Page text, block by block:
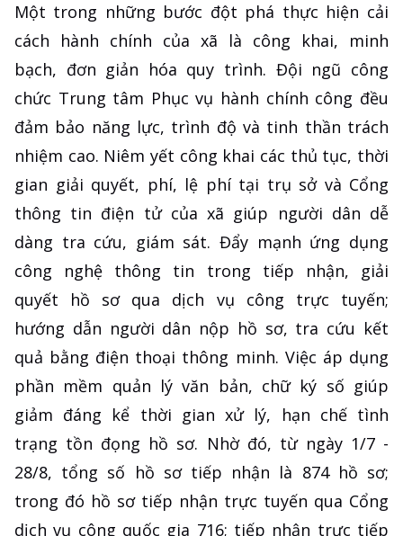
Một trong những bước đột phá thực hiện cải
cách hành chính của xã là công khai, minh
bạch, đơn giản hóa quy trình. Đội ngũ công
chức Trung tâm Phục vụ hành chính công đều
đảm bảo năng lực, trình độ và tinh thần trách
nhiệm cao. Niêm yết công khai các thủ tục, thời
gian giải quyết, phí, lệ phí tại trụ sở và Cổng
thông tin điện tử của xã giúp người dân dễ
dàng tra cứu, giám sát. Đẩy mạnh ứng dụng
công nghệ thông tin trong tiếp nhận, giải
quyết hồ sơ qua dịch vụ công trực tuyến;
hướng dẫn người dân nộp hồ sơ, tra cứu kết
quả bằng điện thoại thông minh. Việc áp dụng
phần mềm quản lý văn bản, chữ ký số giúp
giảm đáng kể thời gian xử lý, hạn chế tình
trạng tồn đọng hồ sơ. Nhờ đó, từ ngày 1/7 -
28/8, tổng số hồ sơ tiếp nhận là 874 hồ sơ;
trong đó hồ sơ tiếp nhận trực tuyến qua Cổng
dịch vụ công quốc gia 716; tiếp nhận trực tiếp